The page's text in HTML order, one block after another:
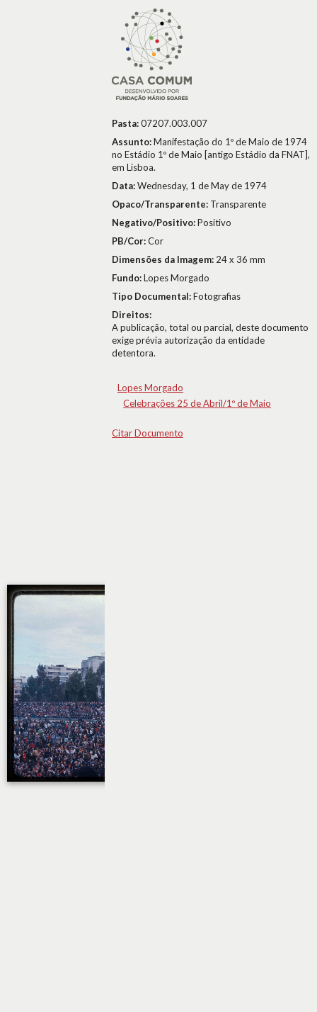
Pasta:07207.003.007
Assunto:Manifestação do 1º de Maio de 1974
no Estádio 1º de Maio [antigo Estádio da FNAT],
em Lisboa.
Data:Wednesday, 1 de May de 1974
Opaco/Transparente: Transparente
Negativo/Positivo:Positivo
PB/Cor:Cor
Dimensões da Imagem: 24 x 36 mm
Fundo:Lopes Morgado
Tipo Documental:Fotografias
Direitos:
A publicação, total ou parcial, deste documento
exige prévia autorização da entidade
detentora.
Lopes Morgado
Celebrações 25 de Abril/1º de Maio
Citar Documento